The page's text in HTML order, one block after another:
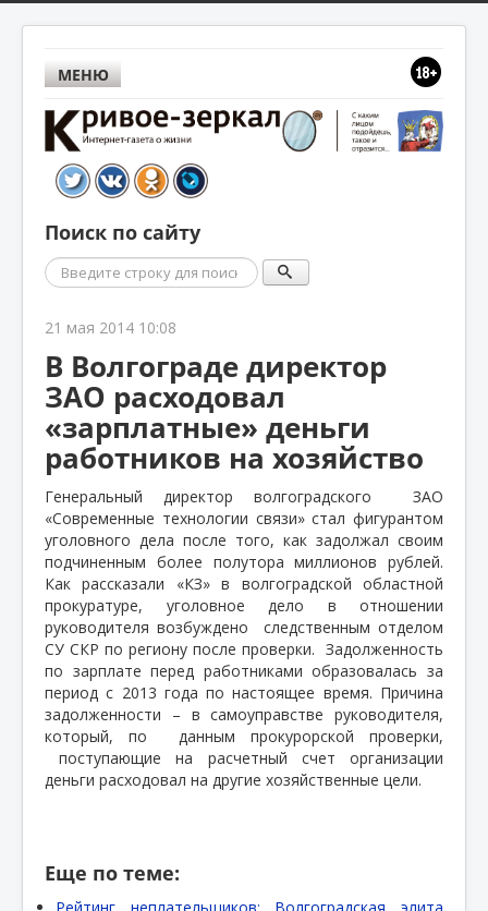
МЕНЮ
Поиск по сайту
Поиск
21 мая 2014 10:08
В Волгограде директор
ЗАО расходовал
«зарплатные» деньги
работников на хозяйство
Генеральный директор волгоградского
ЗАО
«Современные технологии связи» стал фигурантом
уголовного дела после того, как задолжал своим
подчиненным более полутора миллионов рублей.
Как рассказали «КЗ» в волгоградской областной
прокуратуре, уголовное дело в отношении
руководителя возбуждено
следственным отделом
СУ СКР по региону после проверки. Задолженность
по зарплате перед работниками образовалась за
период с 2013 года по настоящее время. Причина
задолженности – в самоуправстве руководителя,
который, по
данным прокурорской проверки,
поступающие на расчетный счет организации
деньги расходовал на другие хозяйственные цели.
Еще по теме:
Рейтинг неплательщиков: Волгоградская элита